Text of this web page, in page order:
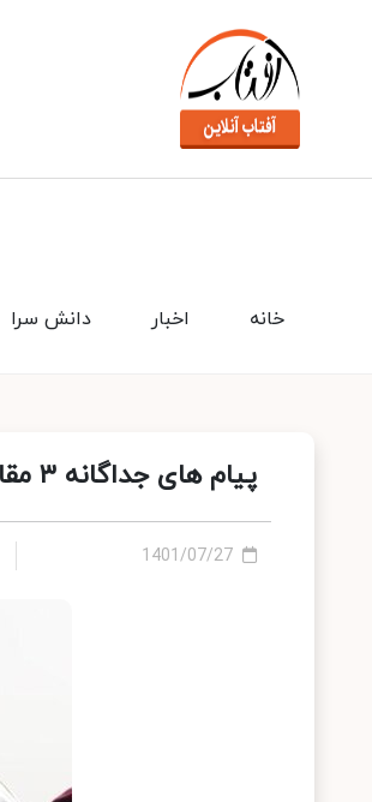
دانش سرا اخبار خانه
پیام های جداگانه ۳ مقام عالیرتبه قطری به رئیسی
1401/07/27